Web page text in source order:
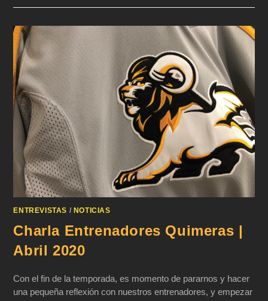
ENTREVISTAS / NOTICIAS
Charla Entrenadores Quimeras |
Abril 2020
Con el fin de la temporada, es momento de pararnos y hacer
una pequeña reflexión con nuestros entrenadores, y empezar